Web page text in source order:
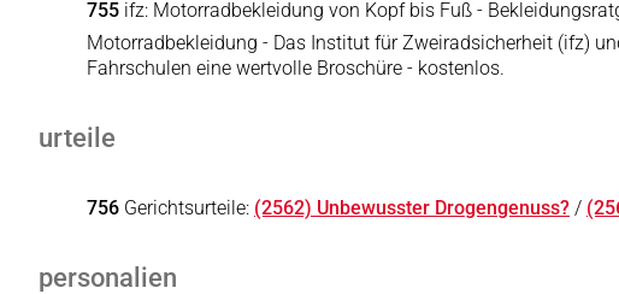
755 ifz: Motorradbekleidung von Kopf bis Fuß -
Motorradbekleidung - Das Institut für Zweiradsicherheit (ifz)
Fahrschulen eine wertvolle Broschüre - kostenlos.
urteile
756 Gerichtsurteile: (2562) Unbewusster Drogengenuss? /
personalien